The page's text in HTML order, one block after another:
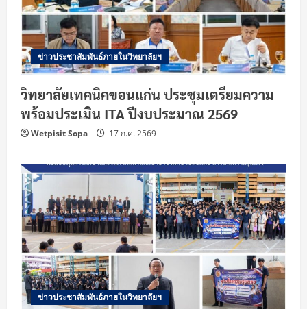
ข่าวประชาสัมพันธ์ภายในวิทยาลัยฯ
วิทยาลัยเทคนิคขอนแก่น ประชุมเตรียมความ
พร้อมประเมิน ITA ปีงบประมาณ 2569
Wetpisit Sopa 17 ก.ค. 2569
ข่าวประชาสัมพันธ์ภายในวิทยาลัยฯ